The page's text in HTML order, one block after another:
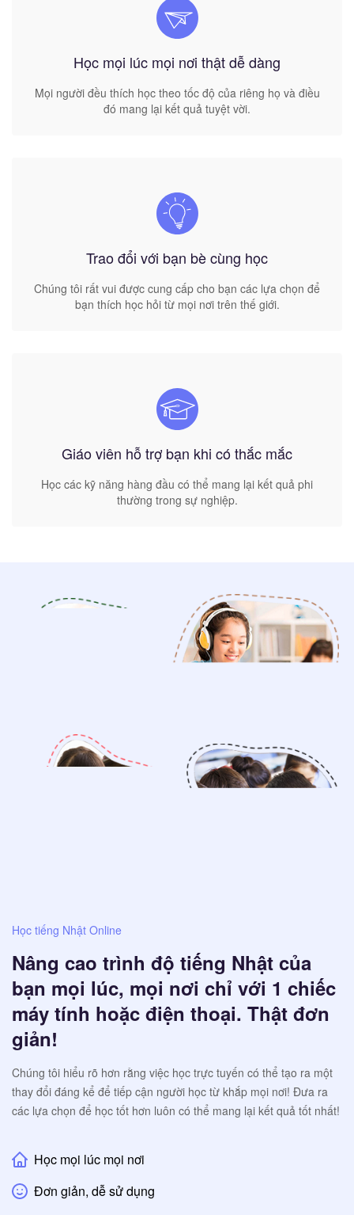
Học mọi lúc mọi nơi thật dễ dàng
Mọi người đều thích học theo tốc độ của riêng họ và điều
đó mang lại kết quả tuyệt vời.
Trao đổi với bạn bè cùng học
Chúng tôi rất vui được cung cấp cho bạn các lựa chọn để
bạn thích học hỏi từ mọi nơi trên thế giới.
Giáo viên hỗ trợ bạn khi có thắc mắc
Học các kỹ năng hàng đầu có thể mang lại kết quả phi
thường trong sự nghiệp.
Học tiếng Nhật Online
Nâng cao trình độ tiếng Nhật của
bạn mọi lúc, mọi nơi chỉ với 1 chiếc
máy tính hoặc điện thoại. Thật đơn
giản!
Chúng tôi hiểu rõ hơn rằng việc học trực tuyến có thể tạo ra một
thay đổi đáng kể để tiếp cận người học từ khắp mọi nơi! Đưa ra
các lựa chọn để học tốt hơn luôn có thể mang lại kết quả tốt nhất!
Học mọi lúc mọi nơi
Đơn giản, dễ sử dụng